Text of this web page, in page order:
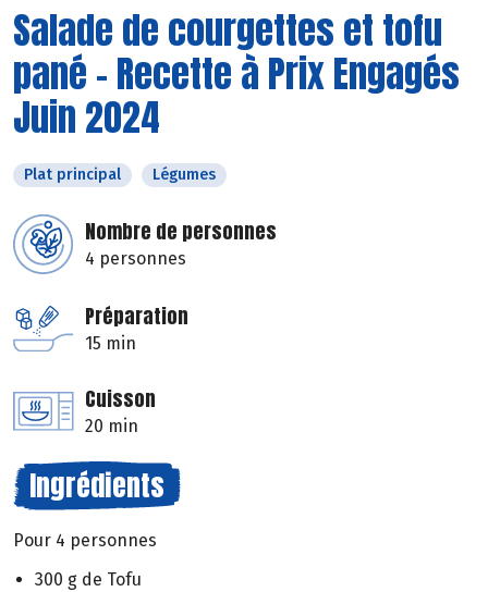
Salade de courgettes et tofu
pané - Recette à Prix Engagés
Juin 2024
Plat principal Légumes
Nombre de personnes
4 personnes
Préparation
15 min
Cuisson
20 min
Ingrédients
Pour 4 personnes
300 g de Tofu